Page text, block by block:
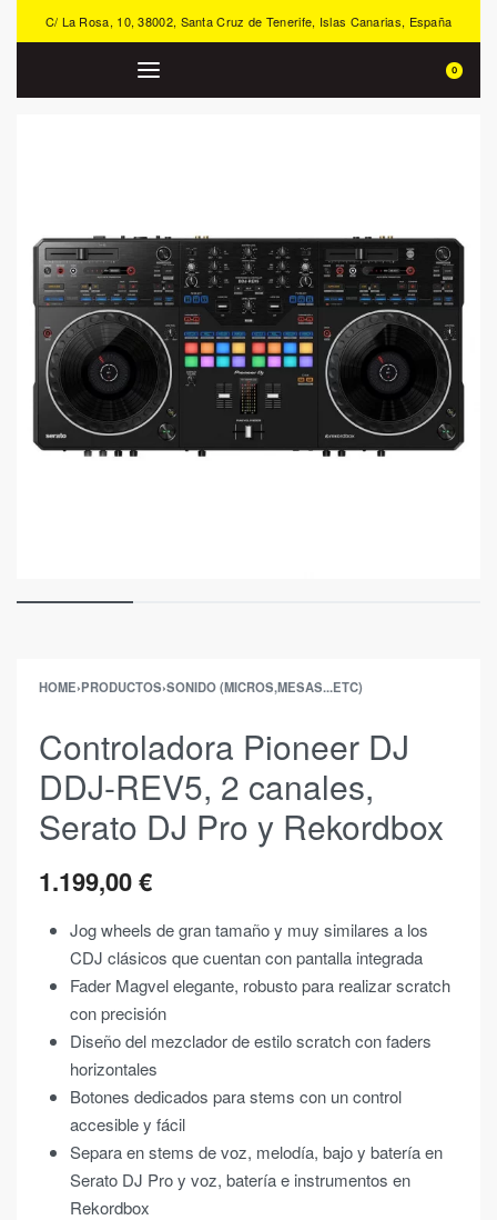
C/ La Rosa, 10, 38002, Santa Cruz de Tenerife, Islas Canarias, España
0
HOME›PRODUCTOS›SONIDO (MICROS,MESAS...ETC)
Controladora Pioneer DJ
DDJ-REV5, 2 canales,
Serato DJ Pro y Rekordbox
1.199,00€
Jog wheels de gran tamaño y muy similares a los
CDJ clásicos que cuentan con pantalla integrada
Fader Magvel elegante, robusto para realizar scratch
con precisión
Diseño del mezclador de estilo scratch con faders
horizontales
Botones dedicados para stems con un control
accesible y fácil
Separa en stems de voz, melodía, bajo y batería en
Serato DJ Pro y voz, batería e instrumentos en
Rekordbox